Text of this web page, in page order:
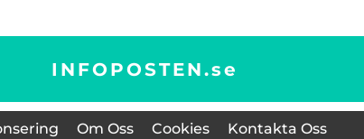
INFOPOSTEN.se
Om Oss Cookies Kontakta Oss